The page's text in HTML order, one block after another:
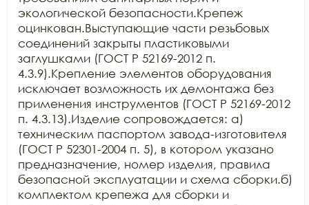
экологической безопасности.Крепеж
оцинкован.Выступающие части резьбовых
соединений закрыты пластиковыми
заглушками (ГОСТ Р 52169-2012 п.
4.3.9).Крепление элементов оборудования
исключает возможность их демонтажа без
применения инструментов (ГОСТ Р 52169-2012
п. 4.3.13).Изделие сопровождается: а)
техническим паспортом завода-изготовителя
(ГОСТ Р 52301-2004 п. 5), в котором указано
предназначение, номер изделия, правила
безопасной эксплуатации и схема сборки.б)
комплектом крепежа для сборки и